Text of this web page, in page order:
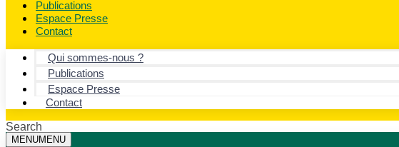
Publications
Espace Presse
Contact
Qui sommes-nous ?
Publications
Espace Presse
Contact
Search
MENUMENU